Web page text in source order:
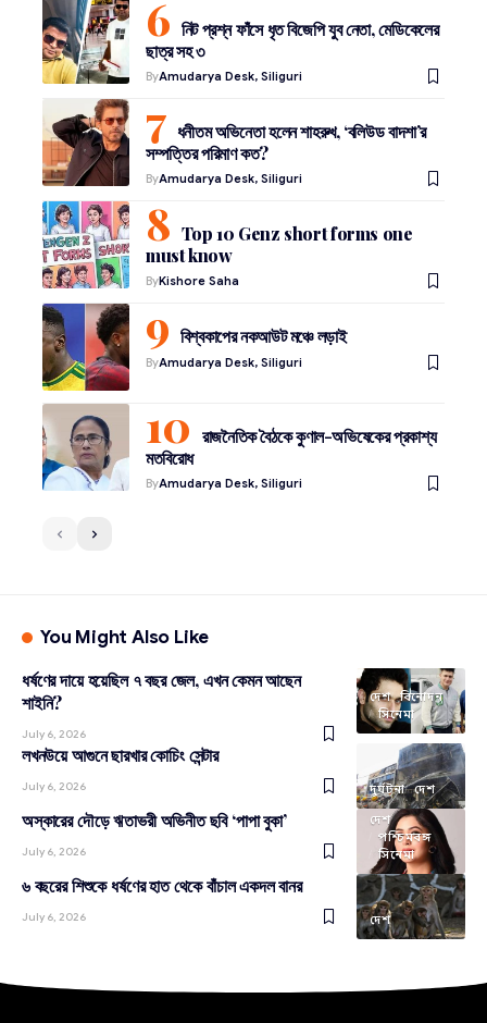
নিট প্রশ্ন ফাঁসে ধৃত বিজেপি যুব নেতা, মেডিকেলের
ছাত্র সহ ৩
ByAmudarya Desk, Siliguri
ধনীতম অভিনেতা হলেন শাহরুখ, ‘বলিউড বাদশা’র
সম্পত্তির পরিমাণ কত?
ByAmudarya Desk, Siliguri
Top 10 Genz short forms one
must know
ByKishore Saha
বিশ্বকাপের নকআউট মঞ্চে লড়াই
ByAmudarya Desk, Siliguri
রাজনৈতিক বৈঠকে কুণাল-অভিষেকের প্রকাশ্য
মতবিরোধ
ByAmudarya Desk, Siliguri
You Might Also Like
দেশ বিনোদন
সিনেমা
ধর্ষণের দায়ে হয়েছিল ৭ বছর জেল, এখন কেমন আছেন
শাইনি?
July 6, 2026
দুর্ঘটনা দেশ
লখনউয়ে আগুনে ছারখার কোচিং সেন্টার
July 6, 2026
দেশ
পশ্চিমবঙ্গ
সিনেমা
অস্কারের দৌড়ে ঋতাভরী অভিনীত ছবি ‘পাপা বুকা’
July 6, 2026
দেশ
৬ বছরের শিশুকে ধর্ষণের হাত থেকে বাঁচাল একদল বানর
July 6, 2026